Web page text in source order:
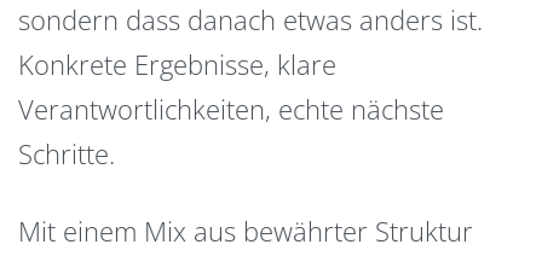
sondern dass danach etwas anders ist.
Konkrete Ergebnisse, klare
Verantwortlichkeiten, echte nächste
Schritte.
Mit einem Mix aus bewährter Struktur